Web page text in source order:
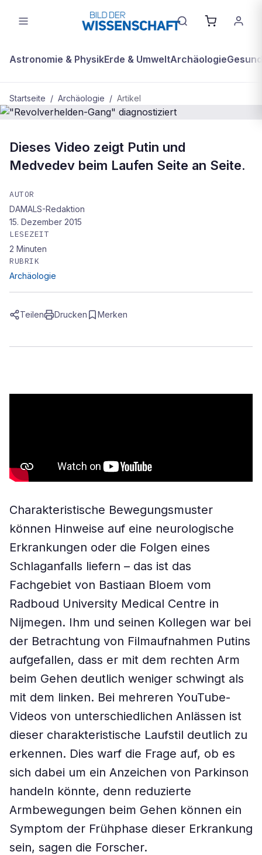
Astronomie & PhysikErde & UmweltArchäologie
Startseite / Archäologie / Artikel
"Revolverhelden-Gang"
Dieses Video zeigt Putin und
Medvedev beim Laufen Seite an Seite.
AUTOR
DAMALS-Redaktion
15. Dezember 2015
LESEZEIT
2 Minuten
RUBRIK
Archäologie
Teilen Drucken Merken
Charakteristische Bewegungsmuster
können Hinweise auf eine neurologische
Erkrankungen oder die Folgen eines
Schlaganfalls liefern – das ist das
Fachgebiet von Bastiaan Bloem vom
Radboud University Medical Centre in
Nijmegen. Ihm und seinen Kollegen war bei
der Betrachtung von Filmaufnahmen Putins
aufgefallen, dass er mit dem rechten Arm
beim Gehen deutlich weniger schwingt als
mit dem linken. Bei mehreren YouTube-
Videos von unterschiedlichen Anlässen ist
dieser charakteristische Laufstil deutlich zu
erkennen. Dies warf die Frage auf, ob es
sich dabei um ein Anzeichen von Parkinson
handeln könnte, denn reduzierte
Armbewegungen beim Gehen können ein
Symptom der Frühphase dieser Erkrankung
sein, sagen die Forscher.